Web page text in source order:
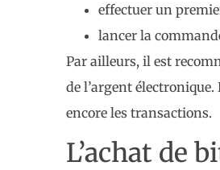
effectuer un
lancer la
Par ailleurs, il est
de l’argent
encore les transactions.
L’achat de